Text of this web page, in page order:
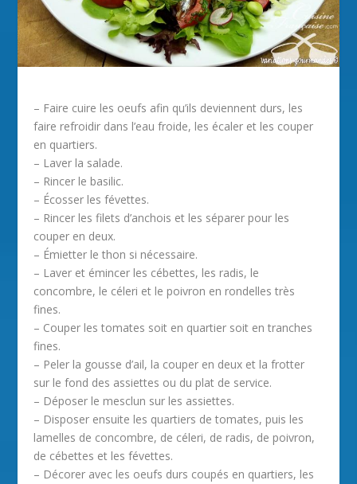
– Faire cuire les oeufs afin qu’ils deviennent durs, les
faire refroidir dans l’eau froide, les écaler et les couper
en quartiers.
– Laver la salade.
– Rincer le basilic.
– Écosser les févettes.
– Rincer les filets d’anchois et les séparer pour les
couper en deux.
– Émietter le thon si nécessaire.
– Laver et émincer les cébettes, les radis, le
concombre, le céleri et le poivron en rondelles très
fines.
– Couper les tomates soit en quartier soit en tranches
fines.
– Peler la gousse d’ail, la couper en deux et la frotter
sur le fond des assiettes ou du plat de service.
– Déposer le mesclun sur les assiettes.
– Disposer ensuite les quartiers de tomates, puis les
lamelles de concombre, de céleri, de radis, de poivron,
de cébettes et les févettes.
– Décorer avec les oeufs durs coupés en quartiers, les